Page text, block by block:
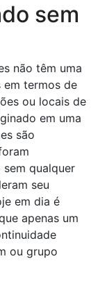
sem
não têm uma
termos de
ou locais de
em uma
são
qualquer
seu
em dia é
apenas um
ou grupo